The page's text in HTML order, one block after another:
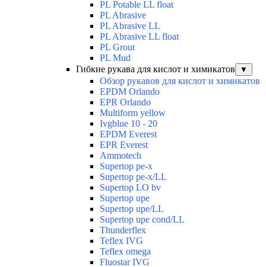
PL Potable LL float
PL Abrasive
PL Abrasive LL
PL Abrasive LL float
PL Grout
PL Mud
Гибкие рукава для кислот и химикатов
▼
Обзор рукавов для кислот и химикатов
EPDM Orlando
EPR Orlando
Multiform yellow
Ivgblue 10 - 20
EPDM Everest
EPR Everest
Ammotech
Supertop pe-x
Supertop pe-x/LL
Supertop LO bv
Supertop upe
Supertop upe/LL
Supertop upe cond/LL
Thunderflex
Teflex IVG
Teflex omega
Fluostar IVG